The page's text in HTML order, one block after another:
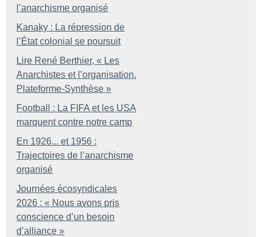
l’anarchisme organisé
Kanaky : La répression de
l’État colonial se poursuit
Lire René Berthier, « Les
Anarchistes et l’organisation.
Plateforme-Synthèse »
Football : La FIFA et les USA
marquent contre notre camp
En 1926... et 1956 :
Trajectoires de l’anarchisme
organisé
Journées écosyndicales
2026 : « Nous avons pris
conscience d’un besoin
d’alliance »